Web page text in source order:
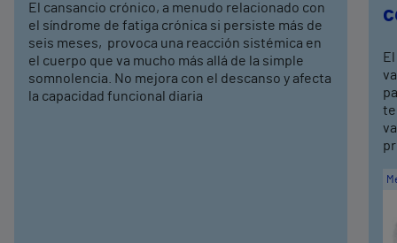
El cansancio crónico, a menudo relacionado con
el síndrome de fatiga crónica si persiste más de
seis meses, provoca una reacción sistémica en
el cuerpo que va mucho más allá de la simple
somnolencia. No mejora con el descanso y afecta
la capacidad funcional diaria